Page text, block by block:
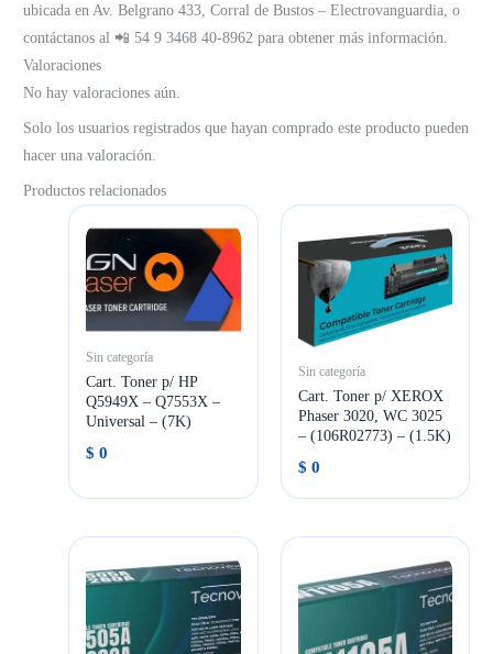
ubicada en Av. Belgrano 433, Corral de Bustos – Electrovanguardia, o
contáctanos al 📲 54 9 3468 40-8962 para obtener más información.
Valoraciones
No hay valoraciones aún.
Solo los usuarios registrados que hayan comprado este producto pueden
hacer una valoración.
Productos relacionados
Sin categoría
Cart. Toner p/ HP
Q5949X – Q7553X –
Universal – (7K)
$ 0
Sin categoría
Cart. Toner p/ XEROX
Phaser 3020, WC 3025
– (106R02773) – (1.5K)
$ 0